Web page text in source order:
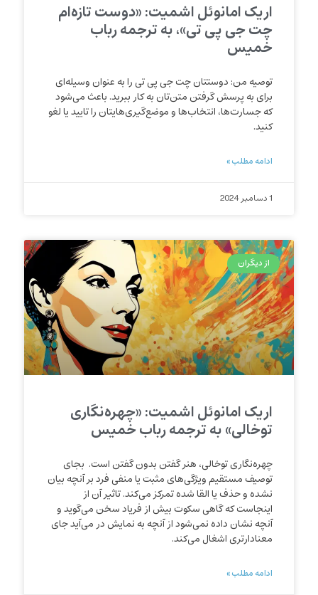
اریک امانوئل اشمیت: «دوست تازه‌ام
چت جی پی تی»، به ترجمه رباب
خمیس
توصیه من: دوستتان چت جی پی تی را به عنوان وسیله‌ای
برای به پرسش گرفتن متن‌تان به کار ببرید. باعث می‌شود
که جسارت‌ها، انتخاب‌‌ها و موضع‌گیری‌هایتان را تایید یا لغو
کنید.
ادامه مطلب »
1 دسامبر 2024
از دیگران
اریک امانوئل اشمیت: «چهره‌نگاری
تو‌خالی» به ترجمه رباب خمیس
چهره‌نگاری توخالی، هنر گفتن بدون گفتن است. بجای
توصیف مستقیم ویژگی‌های مثبت یا منفی فرد بر آنچه بیان
نشده و حذف یا القا شده تمرکز می‌کند. تاثیر آن از
اینجاست که گاهی سکوت بیش از فریاد سخن می‌گوید و
آنچه نشان داده نمی‌شود از آنچه به نمایش در می‌آید جای
معنادارتری اشغال می‌کند.
ادامه مطلب »